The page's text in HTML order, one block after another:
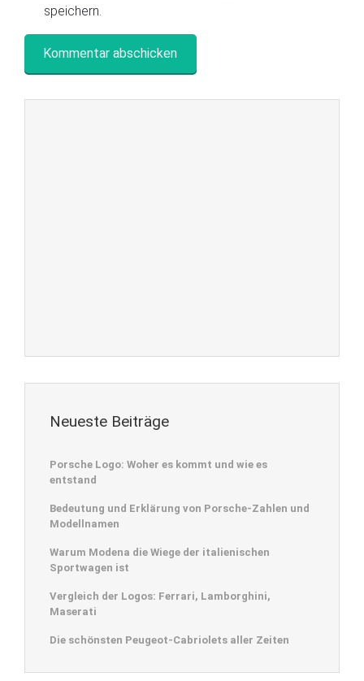
speichern.
Neueste Beiträge
Porsche Logo: Woher es kommt und wie es
entstand
Bedeutung und Erklärung von Porsche-Zahlen und
Modellnamen
Warum Modena die Wiege der italienischen
Sportwagen ist
Vergleich der Logos: Ferrari, Lamborghini,
Maserati
Die schönsten Peugeot-Cabriolets aller Zeiten